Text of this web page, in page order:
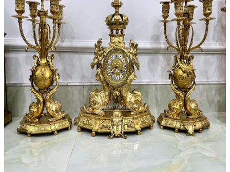
Bộ Ấm Chén
Bộ Ly Pha Lê
Đèn Pha Lê
Đèn
Đèn Tiffani
Đèn 3 Dây
Đèn Bàn
Đèn Cây
Đèn Chùm
Đèn Dầu
Đèn Tường
Đèn Tượng
Chân Đèn
Lam Đèn Dầu
Đồ Đồng